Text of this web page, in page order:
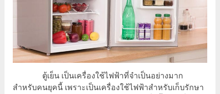
ตู้เย็น เป็นเครื่องใช้ไฟฟ้าที่จำเป็นอย่างมาก
สำหรับคนยุคนี้ เพราะเป็นเครื่องใช้ไฟฟ้าสำหรับเก็บรักษา